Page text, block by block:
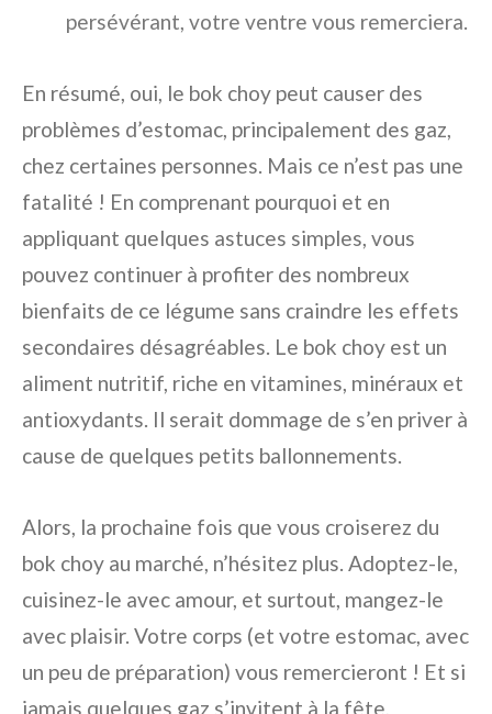
persévérant, votre ventre vous remerciera.
En résumé, oui, le bok choy peut causer des
problèmes d’estomac, principalement des gaz,
chez certaines personnes. Mais ce n’est pas une
fatalité ! En comprenant pourquoi et en
appliquant quelques astuces simples, vous
pouvez continuer à profiter des nombreux
bienfaits de ce légume sans craindre les effets
secondaires désagréables. Le bok choy est un
aliment nutritif, riche en vitamines, minéraux et
antioxydants. Il serait dommage de s’en priver à
cause de quelques petits ballonnements.
Alors, la prochaine fois que vous croiserez du
bok choy au marché, n’hésitez plus. Adoptez-le,
cuisinez-le avec amour, et surtout, mangez-le
avec plaisir. Votre corps (et votre estomac, avec
un peu de préparation) vous remercieront ! Et si
jamais quelques gaz s’invitent à la fête,